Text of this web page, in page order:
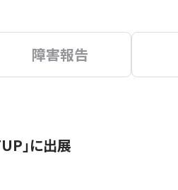
障害報告
」に出展